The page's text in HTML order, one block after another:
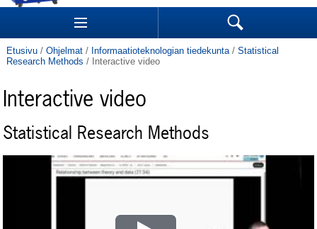
Sections Search
Etusivu / Ohjelmat / Informaatioteknologian tiedekunta / Statistical
Research Methods / Interactive video
Interactive video
Statistical Research Methods